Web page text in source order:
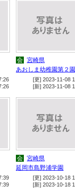
会 宮崎県
あおしま幼稚園第２
[更] 2023-11-08
[新] 2023-11-08
会 宮崎県
延岡市島野浦学園
[更] 2023-10-18
[新] 2023-10-18